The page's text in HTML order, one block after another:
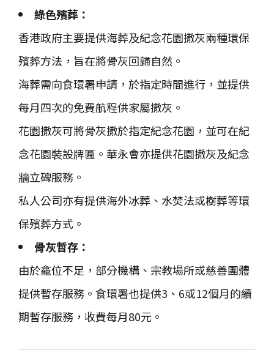
綠色殯葬：
香港政府主要提供海葬及紀念花園撒灰兩種環保
殯葬方法，旨在將骨灰回歸自然。
海葬需向食環署申請，於指定時間進行，並提供
每月四次的免費航程供家屬撒灰。
花園撒灰可將骨灰撒於指定紀念花園，並可在紀
念花園裝設牌匾。華永會亦提供花園撒灰及紀念
牆立碑服務。
私人公司亦有提供海外冰葬、水焚法或樹葬等環
保殯葬方式。
骨灰暫存：
由於龕位不足，部分機構、宗教場所或慈善團體
提供暫存服務。食環署也提供3、6或12個月的續
期暫存服務，收費每月80元。